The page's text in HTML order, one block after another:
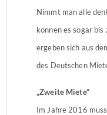
Nimmt man alle
können es sogar
ergeben sich aus
des Deutschen
„Zweite Miete“
Im Jahre 2016